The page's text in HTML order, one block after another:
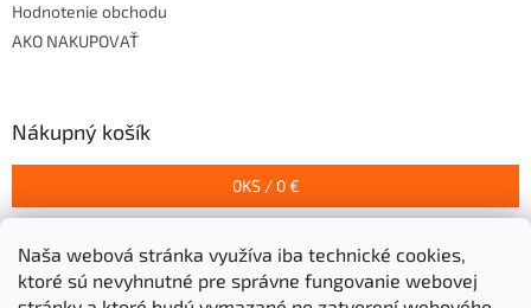
Naša webová stránka využíva iba technické cookies,
ktoré sú nevyhnutné pre správne fungovanie webovej
Hodnotenie obchodu
AKO NAKUPOVAŤ
Nákupný košík
0KS / 0 €
Prijímame online platby